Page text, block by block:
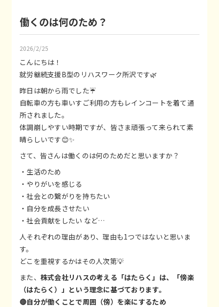
働くのは何のため？
2026/2/25
こんにちは！
就労継続支援B型のリハスワーク所沢です🌿
昨日は朝から雨でした☔
自転車の方も車いすご利用の方もレインコートを着て通
所されました。
体調崩しやすい時期ですが、皆さま頑張って来られて素
晴らしいです😊✨
さて、皆さんは働くのは何のためだと思いますか？
・生活のため
・やりがいを感じる
・社会との繋がりを持ちたい
・自分を成長させたい
・社会貢献をしたい など…
人それぞれの理由があり、理由も1つではないと思いま
す。
どこを重視するかはその人次第💡
また、 株式会社リハスの考える「はたらく」は、「傍楽
（はたらく）」という理念に基づております。
🔴自分が働くことで周囲（傍）を楽にするため